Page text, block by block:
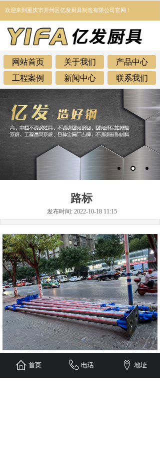
网站首页 关于我们
产品中心
工程案例
新闻中心 联系我们
欢迎来到 重庆市开州区亿发厨具制造有限公司官网！
路标
发布时间: 2022-10-18 11:15
上一个： 垃圾桶 下一个：
首页 电话 地址